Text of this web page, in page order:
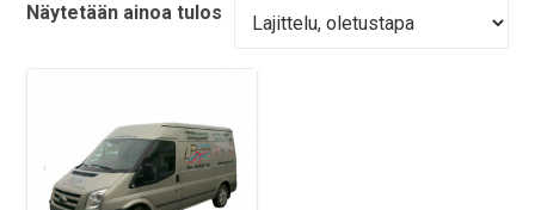
Näytetään ainoa tulos